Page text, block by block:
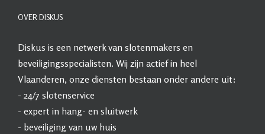
OVER DISKUS
Diskus is een netwerk van slotenmakers en
beveiligingsspecialisten. Wij zijn actief in heel
Vlaanderen, onze diensten bestaan onder andere uit:
- 24/7 slotenservice
- expert in hang- en sluitwerk
- beveiliging van uw huis